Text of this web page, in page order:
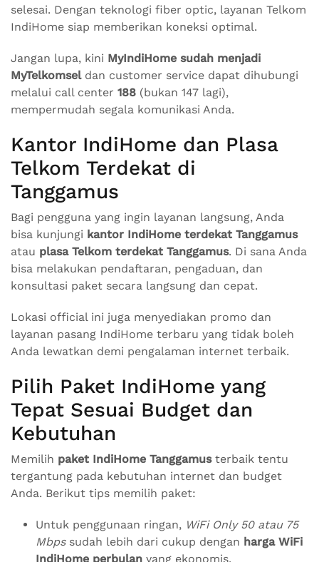
selesai. Dengan teknologi fiber optic, layanan Telkom
IndiHome siap memberikan koneksi optimal.
Jangan lupa, kini MyIndiHome sudah menjadi
MyTelkomseldan customer service dapat dihubungi
melalui call center 188 (bukan 147 lagi),
mempermudah segala komunikasi Anda.
Kantor IndiHome dan Plasa
Telkom Terdekat di
Tanggamus
Bagi pengguna yang ingin layanan langsung, Anda
bisa kunjungi kantor IndiHome terdekat Tanggamus
atau plasa Telkom terdekat Tanggamus. Di sana Anda
bisa melakukan pendaftaran, pengaduan, dan
konsultasi paket secara langsung dan cepat.
Lokasi official ini juga menyediakan promo dan
layanan pasang IndiHome terbaru yang tidak boleh
Anda lewatkan demi pengalaman internet terbaik.
Pilih Paket IndiHome yang
Tepat Sesuai Budget dan
Kebutuhan
Memilih paket IndiHome Tanggamusterbaik tentu
tergantung pada kebutuhan internet dan budget
Anda. Berikut tips memilih paket:
Untuk penggunaan ringan, WiFi Only 50 atau 75
Mbpssudah lebih dari cukup dengan harga WiFi
IndiHome perbulan yang ekonomis.